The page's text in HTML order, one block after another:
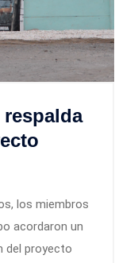
los miembros
acordaron un
del proyecto